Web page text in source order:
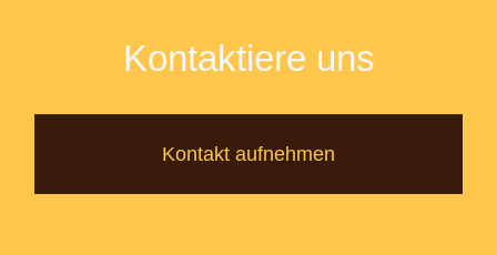
Kontaktiere uns
Kontakt aufnehmen